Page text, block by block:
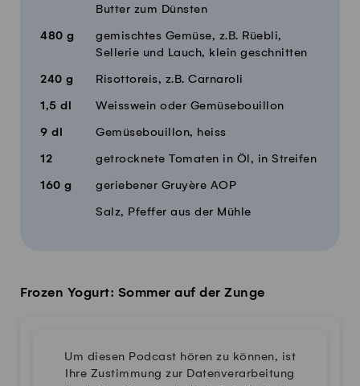
Butter zum Dünsten
480 g
gemischtes Gemüse, z.B. Rüebli,
Sellerie und Lauch, klein geschnitten
240 g Risottoreis, z.B. Carnaroli
1,5 dl Weisswein oder Gemüsebouillon
9 dl Gemüsebouillon, heiss
12 getrocknete Tomaten in Öl, in Streifen
160 g geriebener Gruyère AOP
Salz, Pfeffer aus der Mühle
Frozen Yogurt: Sommer auf der Zunge
Um diesen Podcast hören zu können, ist
Ihre Zustimmung zur Datenverarbeitung